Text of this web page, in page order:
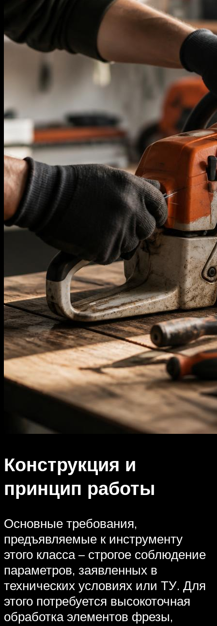
Конструкция и
принцип работы
Основные требования,
предъявляемые к инструменту
этого класса – строгое соблюдение
параметров, заявленных в
технических условиях или ТУ. Для
этого потребуется высокоточная
обработка элементов фрезы,